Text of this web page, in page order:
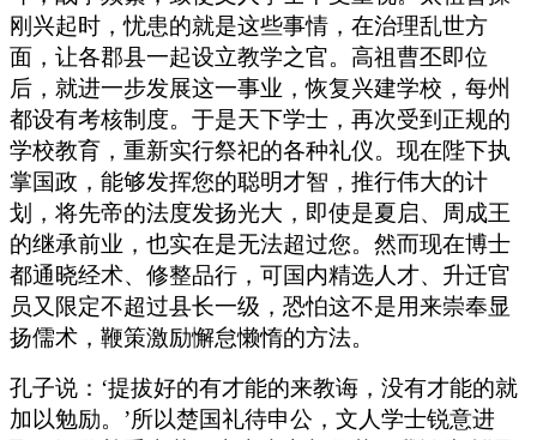
刚兴起时，忧患的就是这些事情，在治理乱世方
面，让各郡县一起设立教学之官。高祖曹丕即位
后，就进一步发展这一事业，恢复兴建学校，每州
都设有考核制度。于是天下学士，再次受到正规的
学校教育，重新实行祭祀的各种礼仪。现在陛下执
掌国政，能够发挥您的聪明才智，推行伟大的计
划，将先帝的法度发扬光大，即使是夏启、周成王
的继承前业，也实在是无法超过您。然而现在博士
都通晓经术、修整品行，可国内精选人才、升迁官
员又限定不超过县长一级，恐怕这不是用来崇奉显
扬儒术，鞭策激励懈怠懒惰的方法。
孔子说：‘提拔好的有才能的来教诲，没有才能的就
加以勉励。’所以楚国礼待申公，文人学士锐意进